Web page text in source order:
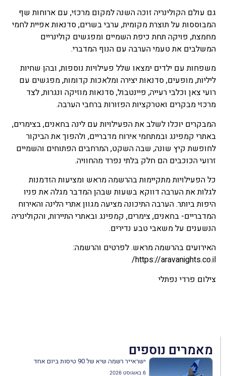
גם עולם הקולינריה זוכה השנה למקום מרכזי, עם ארוחות שף
המבוססות על תוצרת מקומית, ערבי בשרים, סדנאות אפיית לחמי
מחמצת, פויקה תחת כיפת השמיים ומפגשים קולינריים
המשלבים את טעמי הערבה עם הנוף המדברי.
משפחות עם ילדים ימצאו שלל פעילויות נוספות, ובהן שחיות
ליליות, מופעים, סדנאות יצירה ומלאכות קדומות, מפגשים עם
רועי צאן וכלבי רעייה, פיינטבול, סדנאות מוזיקה ונגרות, לצד
מרכזי מבקרים ואטרקציות הפזורות ברחבי הערבה.
המבקרים יוכלו לשלב את הפעילויות עם לינה בחאנים, בצימרים,
באתרי קמפינג ובמתחמי אירוח מדבריים, ולהפוך את הביקור
לחופשת קיץ שונה, שבה השקט, המרחבים הפתוחים והשמיים
זרועי הכוכבים הם חלק בלתי נפרד מהחוויה.
כל הפעילויות מתקיימות בהרשמה מראש ומציעות הזדמנות
לגלות את הערבה דווקא בשעות שבהן המדבר מגלה את פניו
היפות ביותר. הערבה התיכונה מציעה מגוון אתרי הלינה והאירוח
המדבריים- בחאנים, צימרים, קמפינג ובאתרי התיירות, והקולינריה
הנשענים על משאבי טבע נדירים.
האירועים בהרשמה מראש. לפרטים והרשמה:
https://aravanights.co.il/
צילום פרדי נפתלי
מאמרים נוספים
ישראייר רשמה שיא של 90 טיסות ביום אחד
6 באוגוסט 2026